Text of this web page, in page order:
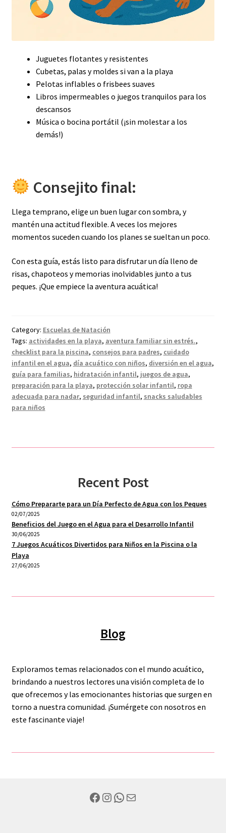
Juguetes flotantes y resistentes
Cubetas, palas y moldes si van a la playa
Pelotas inflables o frisbees suaves
Libros impermeables o juegos tranquilos para los
descansos
Música o bocina portátil (¡sin molestar a los
demás!)
Consejito final:
Llega temprano, elige un buen lugar con sombra, y
mantén una actitud flexible. A veces los mejores
momentos suceden cuando los planes se sueltan un poco.
Con esta guía, estás listo para disfrutar un día lleno de
risas, chapoteos y memorias inolvidables junto a tus
peques. ¡Que empiece la aventura acuática!
Category: Escuelas de Natación
Tags: actividades en la playa, aventura familiar sin estrés.,
checklist para la piscina, consejos para padres, cuidado
infantil en el agua, día acuático con niños, diversión en el agua,
guía para familias, hidratación infantil, juegos de agua,
preparación para la playa, protección solar infantil, ropa
adecuada para nadar, seguridad infantil, snacks saludables
para niños
Recent Post
Cómo Prepararte para un Día Perfecto de Agua con los Peques
02/07/2025
Beneficios del Juego en el Agua para el Desarrollo Infantil
30/06/2025
7 Juegos Acuáticos Divertidos para Niños en la Piscina o la
Playa
27/06/2025
Blog
Exploramos temas relacionados con el mundo acuático,
brindando a nuestros lectores una visión completa de lo
que ofrecemos y las emocionantes historias que surgen en
torno a nuestra comunidad. ¡Sumérgete con nosotros en
este fascinante viaje!
Facebook
Instagram
WhatsApp
Mail